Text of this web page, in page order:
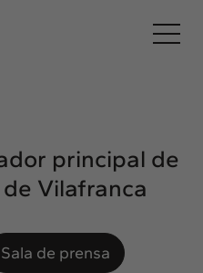
principal de
Vilafranca
Sala de prensa